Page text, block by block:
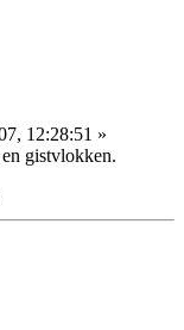
12:28:51 »
gistvlokken.